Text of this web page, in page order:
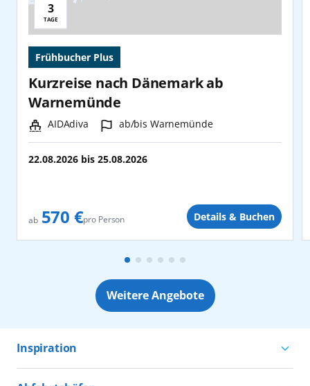
Reisedauer:
3
TAGE
Frühbucher Plus
Kurzreise nach Dänemark ab
Warnemünde
Schiff:
AIDAdiva Hafen:
ab/bis Warnemünde
22.08.2026 bis 25.08.2026
ab 570 €pro Person Details & Buchen
Weitere Angebote
Inspiration
Aktivurlaub mit AIDA